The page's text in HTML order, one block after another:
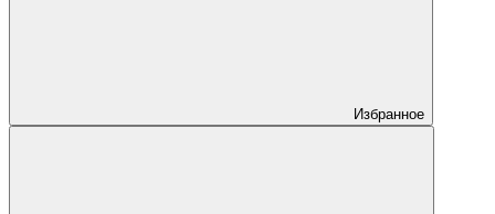
Избранное